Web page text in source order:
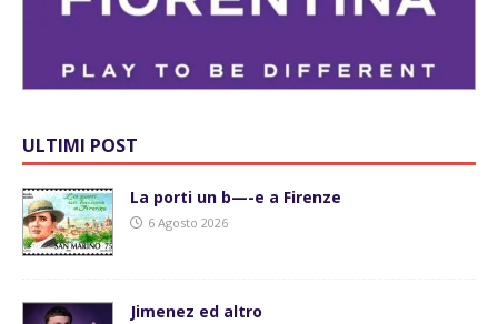
ULTIMI POST
La porti un b—-e a Firenze
6 Agosto 2026
Jimenez ed altro